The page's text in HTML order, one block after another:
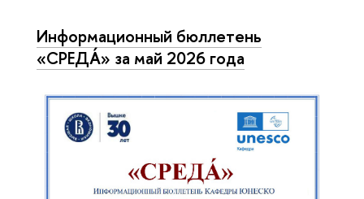
Информационный бюллетень
«СРЕДÁ» за май 2026 года